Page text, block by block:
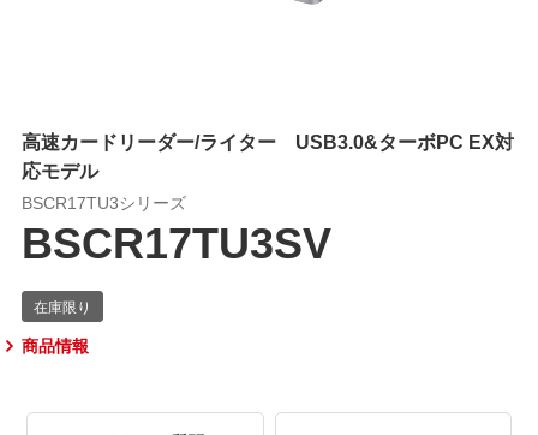
高速カードリーダー/ライター USB3.0&ターボPC EX対
応モデル
BSCR17TU3シリーズ
BSCR17TU3SV
商品情報